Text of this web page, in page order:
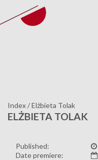
Index/Elżbieta Tolak
ELŻBIETA TOLAK
Published:
Date premiere: